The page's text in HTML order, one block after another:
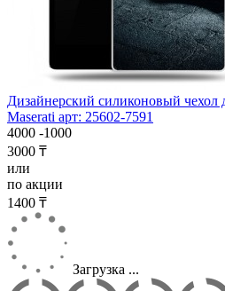
Дизайнерский силиконовый чехол
Maserati арт: 25602-7591
4000 -1000
3000 ₸
или
по акции
1400 ₸
Загрузка ...